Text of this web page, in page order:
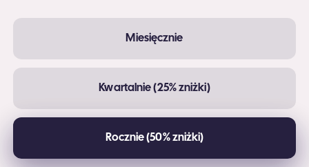
Miesięcznie
Kwartalnie (25% zniżki)
Rocznie (50% zniżki)